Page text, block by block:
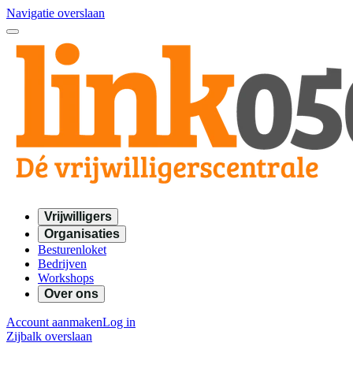
Navigatie overslaan
Vrijwilligers
Organisaties
Besturenloket
Bedrijven
Workshops
Over ons
Account aanmakenLog in
Zijbalk overslaan